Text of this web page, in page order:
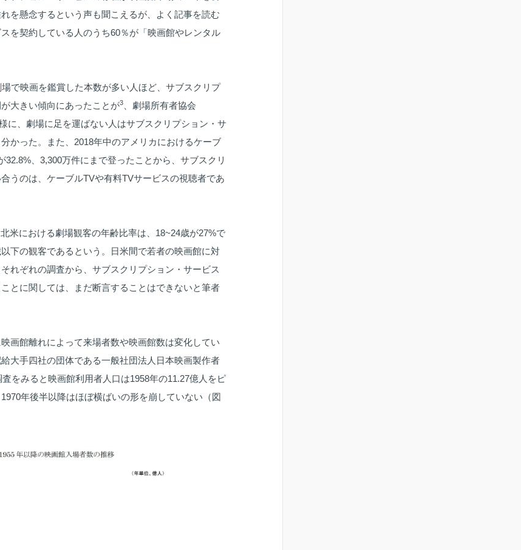
を懸念するという声も聞こえるが、よく記事を読む
を契約している人のうち60％が「映画館やレンタル
で映画を鑑賞した本数が多い人ほど、サブスクリプ
大きい傾向にあったことが3
、劇場所有者協会
に、劇場に足を運ばない人はサブスクリプション・サ
かった。また、2018年中のアメリカにおけるケーブ
32.8%、3,300万件にまで登ったことから、サブスクリ
うのは、ケーブルTVや有料TVサービスの視聴者であ
米における劇場観客の年齢比率は、18~24歳が27%で
下の観客であるという。日米間で若者の映画館に対
れぞれの調査から、サブスクリプション・サービス
とに関しては、まだ断言することはできないと筆者
画館離れによって来場者数や映画館数は変化してい
大手四社の団体である一般社団法人日本映画製作者
をみると映画館利用者人口は1958年の11.27億人をピ
年後半以降はほぼ横ばいの形を崩していない（図